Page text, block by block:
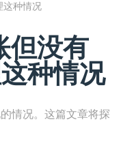
这种情况
但没有
种情况
情况。这篇文章将探